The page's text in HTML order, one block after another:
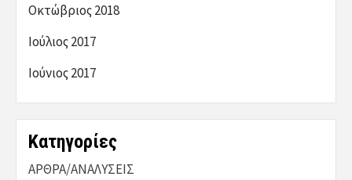
Οκτώβριος 2018
Ιούλιος 2017
Ιούνιος 2017
Kατηγορίες
ΑΡΘΡΑ/ΑΝΑΛΥΣΕΙΣ